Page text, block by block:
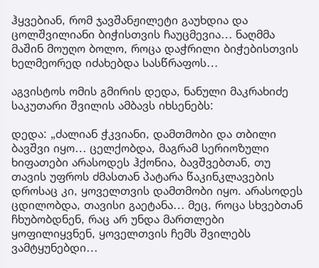
ჰყვებიან, რომ ჯავშანჟილეტი გაუხდია და
ცოლშვილიანი ბიჭისთვის ჩაუცმევია… ნაღმმა
მაშინ მოუღო ბოლო, როცა დაჭრილი ბიჭებისთვის
ხელმეორედ იძახებდა სასწრაფოს…
აგვისტოს ომის გმირის დედა, ნანული მაკრახიძე
საკუთარი შვილის ამბავს იხსენებს:
დედა: „ძალიან ჭკვიანი, დამთმობი და თბილი
ბავშვი იყო… ცელქობდა, მაგრამ სერიოზული
ხიფათები არასოდეს ჰქონია, ბავშვებთან, თუ
თავის უფროს ძმასთან პატარა წაკინკლავების
დროსაც კი, ყოველთვის დამთმობი იყო. არასოდეს
ცდილობდა, თავისი გაეტანა… მეც, როცა სხვებთან
ჩხუბობდნენ, რაც არ უნდა მართლები
ყოფილიყვნენ, ყოველთვის ჩემს შვილებს
ვამტყუნებდი…